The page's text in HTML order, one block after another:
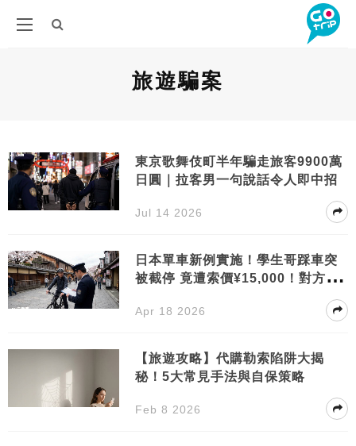
旅遊騙案
東京歌舞伎町半年騙走旅客9900萬
日圓｜拉客男一句說話令人即中招
Jul 14 2026
日本單車新例實施！學生哥踩車突
被截停 竟遭索價¥15,000！對方一
Apr 18 2026
【旅遊攻略】代購勒索陷阱大揭
秘！5大常見手法與自保策略
Feb 8 2026